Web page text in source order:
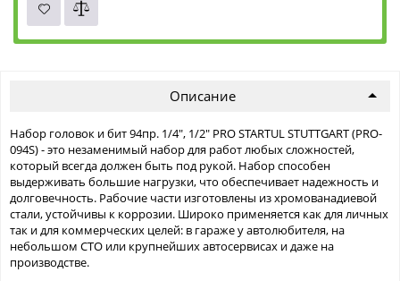
Описание
Набор головок и бит 94пр. 1/4", 1/2" PRO STARTUL STUTTGART (PRO-
094S) - это незаменимый набор для работ любых сложностей,
который всегда должен быть под рукой. Набор способен
выдерживать большие нагрузки, что обеспечивает надежность и
долговечность. Рабочие части изготовлены из хромованадиевой
стали, устойчивы к коррозии. Широко применяется как для личных
так и для коммерческих целей: в гараже у автолюбителя, на
небольшом СТО или крупнейших автосервисах и даже на
производстве.